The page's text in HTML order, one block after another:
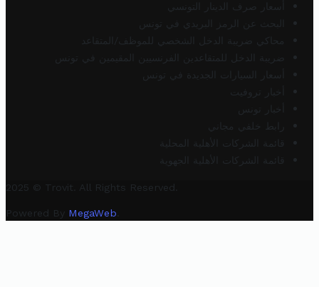
أسعار صرف الدينار التونسي
البحث عن الرمز البريدي في تونس
محاكي ضريبة الدخل الشخصي للموظف/المتقاعد
ضريبة الدخل للمتقاعدين الفرنسيين المقيمين في تونس
أسعار السيارات الجديدة في تونس
أخبار تروفيت
أخبار تونس
رابط خلفي مجاني
قائمة الشركات الأهلية المحلية
قائمة الشركات الأهلية الجهوية
2025 © Trovit. All Rights Reserved.
Powered By MegaWeb